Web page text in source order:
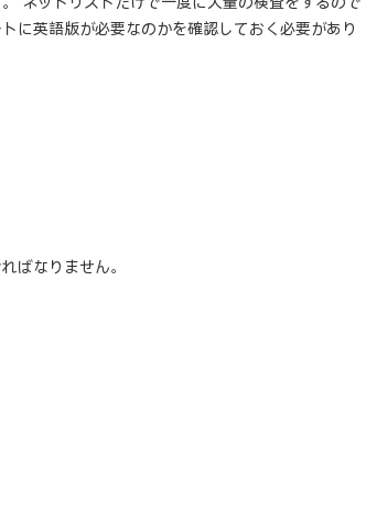
に英語版が必要なのかを確認しておく必要があり
ばなりません。